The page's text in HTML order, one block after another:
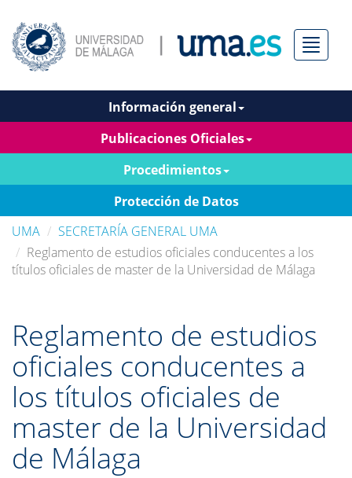
Menú
Información general
Publicaciones Oficiales
Procedimientos
Protección de Datos
UMA
SECRETARÍA GENERAL UMA
Reglamento de estudios oficiales conducentes a los
títulos oficiales de master de la Universidad de Málaga
Reglamento de estudios
oficiales conducentes a
los títulos oficiales de
master de la Universidad
de Málaga